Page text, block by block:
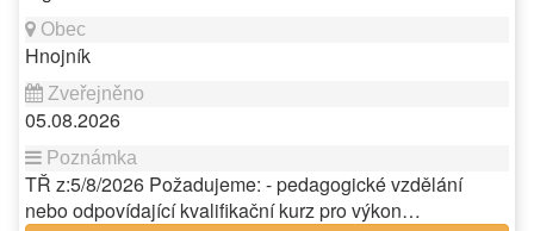
Hnojník
05.08.2026
TŘ z:5/8/2026 Požadujeme: - pedagogické vzdělání
nebo odpovídající kvalifikační kurz pro výkon…